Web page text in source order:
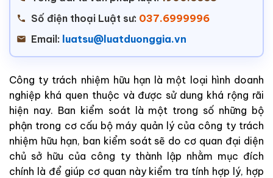
Số điện thoại Luật sư: 037.6999996
Email: luatsu@luatduonggia.vn
Công ty trách nhiệm hữu hạn là một loại hình doanh
nghiệp khá quen thuộc và được sử dung khá rộng rãi
hiện nay. Ban kiểm soát là một trong số những bộ
phận trong cơ cấu bộ máy quản lý của công ty trách
nhiệm hữu hạn, ban kiểm soát sẽ do cơ quan đại diện
chủ sở hữu của công ty thành lập nhằm mục đích
chính là để giúp cơ quan này kiểm tra tính hợp lý, hợp